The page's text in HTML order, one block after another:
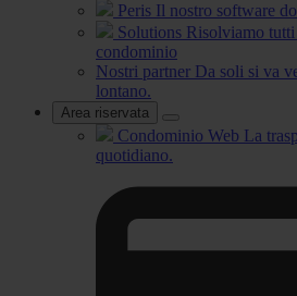
Peris Il nostro software
Solutions Risolviamo
condominio
Nostri partner Da soli si va
lontano.
Area riservata
Condominio Web La
quotidiano.